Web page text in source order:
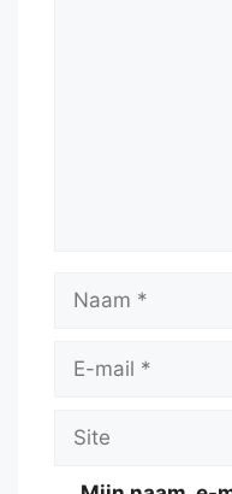
Naam
Site